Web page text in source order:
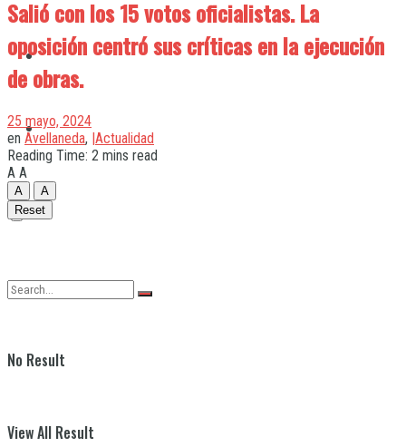
Quilmes
Varela
No Result
View All Result
Salió con los 15 votos oficialistas. La
oposición centró sus críticas en la ejecución
de obras.
25 mayo, 2024
en Avellaneda, |Actualidad
Reading Time: 2 mins read
A A
A
A
Reset